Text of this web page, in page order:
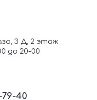
3 Д, 2 этаж
до 20-00
79-40